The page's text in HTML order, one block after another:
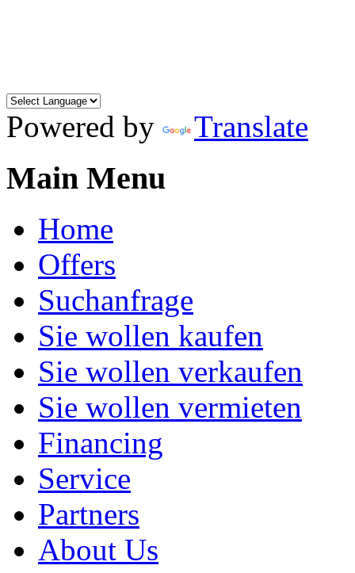
Powered by Translate
Main Menu
Home
Offers
Suchanfrage
Sie wollen kaufen
Sie wollen verkaufen
Sie wollen vermieten
Financing
Service
Partners
About Us